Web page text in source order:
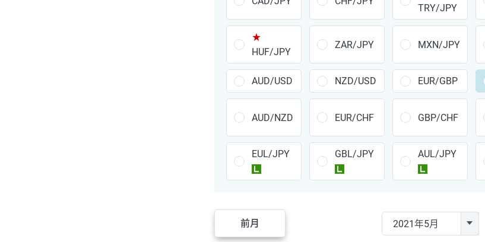
NZD/JPY 28円
CAD/JPY 38円
CHF/JPY 34円
PLN/JPY 35円
HUF/JPY 16円
ZAR/JPY 130円
MXN/JPY 140円
TRY/JPY
★
HUF/JPY
ZAR/JPY MXN/JPY
AUD/USD NZD/USD EUR/GBP
AUD/NZD EUR/CHF GBP/CHF
EUL/JPY
GBL/JPY
AUL/JPY
前月